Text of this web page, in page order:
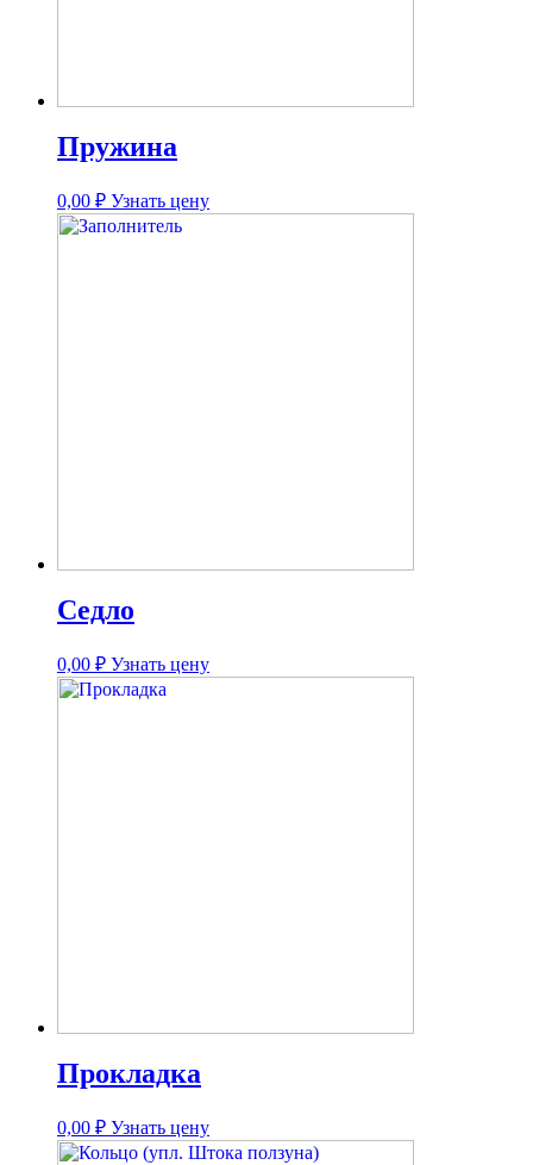
Пружина
0,00 ₽ Узнать цену
Седло
0,00 ₽ Узнать цену
Прокладка
0,00 ₽ Узнать цену